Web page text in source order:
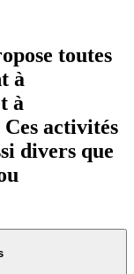
toutes
à
à
Ces activités
divers que